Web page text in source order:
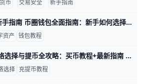
币 交易安全 新手指南
币圈钱包新手指南 币圈钱包全面指南：新手如何选择安全可靠的币圈钱包 1. 什么是币圈钱包 币圈钱包是用来存放、接收和发送加密货币的工具，它本质上管理的是你的私钥，而不是“币”本身。对新手来说，最重要的不是先追求功能多，而是先搞清楚钱包分成哪几类、各自适合什么场景，这样才能少踩坑。很多人刚接触数字资产时会直接把资产长期放在交易所，其实这并不适合所有情况，尤其是大额长期持有时更需要自主管理。
资产 钱包教程
欧亿钱包链网络选择与提币全攻略：买币教程+最新指南 在欧亿（欧交易所）使用数字钱包时，选择正确的链网络是提币和充币的第一步，也是最容易出错的一步。如果网络选错，比如把USDT从欧亿发出到某个钱包时本该用TRC20却选成了ERC20，这笔钱就会卡在链上或无法到账，甚至需要官方协助，耽误好几天时间。以USDT为例，常见网络有TRC20（波场）、ERC20（以太坊）和BEP20（币安智能链），不同钱包和平台支持的网络不同，提币时必须在欧亿的“资产”页面核对目标钱包或平台支持的网络类型，再在“链上提现”里选择完全一致的链。例如你在某钱包看到的收款地址以“0x”开头，一般就是以太坊或BEP20网络；如果是“T”开头，一般就是TRC20网络，选对了链，钱才能顺利到账。
选择 充提币教程